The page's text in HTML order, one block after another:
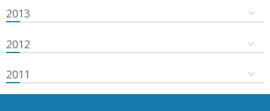
2013
2012
2011